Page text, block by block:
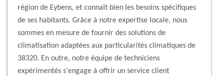
région de Eybens, et connaît bien les besoins spécifiques
de ses habitants. Grâce à notre expertise locale, nous
sommes en mesure de fournir des solutions de
climatisation adaptées aux particularités climatiques de
38320. En outre, notre équipe de techniciens
expérimentés s'engage à offrir un service client